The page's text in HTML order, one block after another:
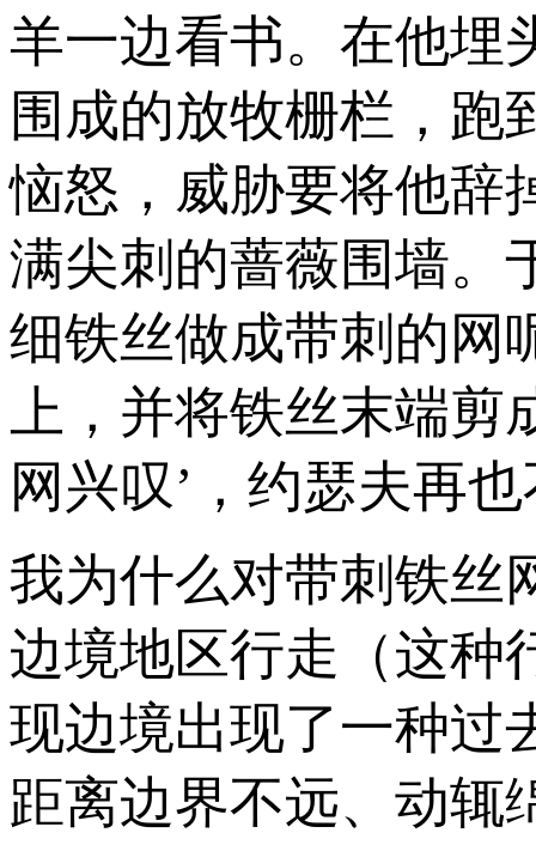
羊一边看书。在他埋
围成的放牧栅栏，跑
恼怒，威胁要将他辞
满尖刺的蔷薇围墙。
细铁丝做成带刺的网
上，并将铁丝末端剪
网兴叹’，约瑟夫再
我为什么对带刺铁丝
边境地区行走（这种
现边境出现了一种过
距离边界不远、动